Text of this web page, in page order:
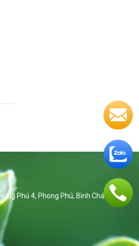
Phú 4, Phong Phú, Bình Chánh,